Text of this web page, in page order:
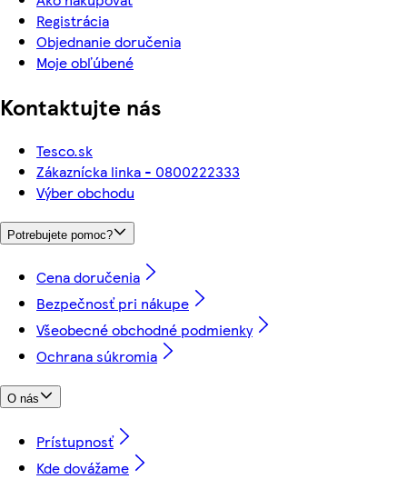
Registrácia
Objednanie doručenia
Moje obľúbené
Kontaktujte nás
Tesco.sk
Zákaznícka linka - 0800222333
Výber obchodu
Potrebujete pomoc?
Cena doručenia
Bezpečnosť pri nákupe
Všeobecné obchodné podmienky
Ochrana súkromia
O nás
Prístupnosť
Kde dovážame